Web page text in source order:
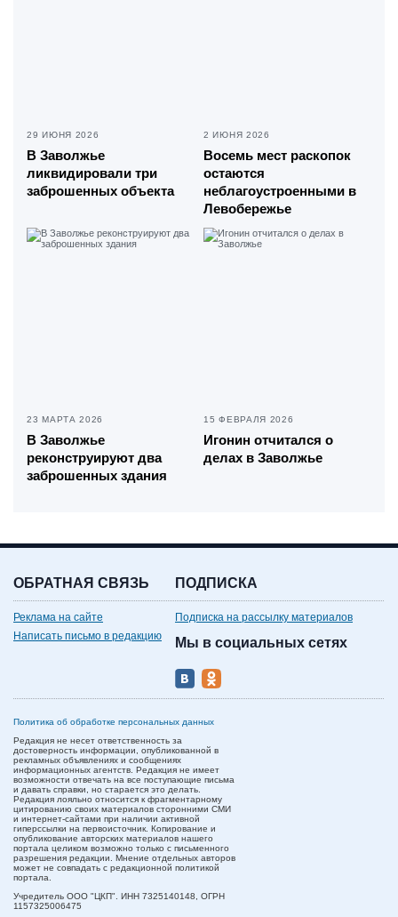
29 ИЮНЯ 2026
В Заволжье
ликвидировали три
заброшенных объекта
2 ИЮНЯ 2026
Восемь мест раскопок
остаются
неблагоустроенными в
Левобережье
23 МАРТА 2026
В Заволжье
реконструируют два
заброшенных здания
15 ФЕВРАЛЯ 2026
Игонин отчитался о
делах в Заволжье
ОБРАТНАЯ СВЯЗЬ
Реклама на сайте
Написать письмо в редакцию
ПОДПИСКА
Подписка на рассылку материалов
Мы в социальных сетях
Политика об обработке персональных данных
Редакция не несет ответственность за
достоверность информации, опубликованной в
рекламных объявлениях и сообщениях
информационных агентств. Редакция не имеет
возможности отвечать на все поступающие письма
и давать справки, но старается это делать.
Редакция лояльно относится к фрагментарному
цитированию своих материалов сторонними СМИ
и интернет-сайтами при наличии активной
гиперссылки на первоисточник. Копирование и
опубликование авторских материалов нашего
портала целиком возможно только с письменного
разрешения редакции. Мнение отдельных авторов
может не совпадать с редакционной политикой
портала.
Учредитель ООО "ЦКП". ИНН 7325140148, ОГРН
1157325006475